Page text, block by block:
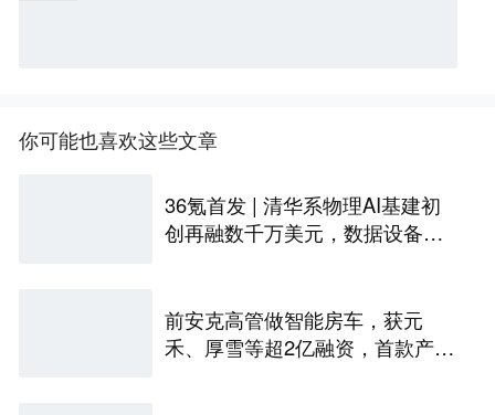
你可能也喜欢这些文章
36氪首发 | 清华系物理AI基建初
创再融数千万美元，数据设备进
前安克高管做智能房车，获元
禾、厚雪等超2亿融资，首款产品